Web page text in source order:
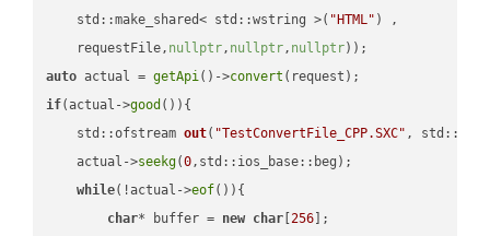
    std::make_shared< std::wstring >(
"HTML" ) ,
    requestFile,
nullptr, nullptr, nullptr))
auto actual = getApi()->convert
if(actual->good ()){
std::ofstream out( "TestConvertFile_CPP.SXC" ,
    actual->
seekg(0,std::ios_base::beg);
while(!actual->eof()){
char* buffer = new char [256 ];